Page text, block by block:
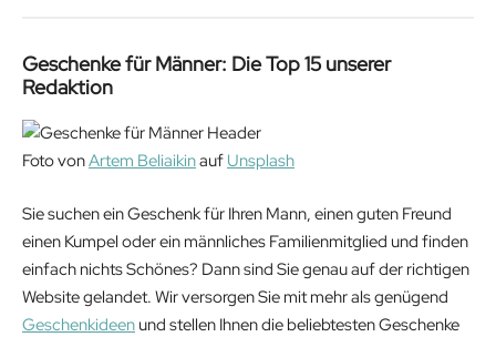
Geschenke für Männer: Die Top 15 unserer
Redaktion
Foto vonArtem Beliaikinauf Unsplash
Sie suchen ein Geschenk für Ihren Mann, einen guten Freund
einen Kumpel oder ein männliches Familienmitglied und finden
einfach nichts Schönes? Dann sind Sie genau auf der richtigen
Website gelandet. Wir versorgen Sie mit mehr als genügend
Geschenkideen und stellen Ihnen die beliebtesten Geschenke